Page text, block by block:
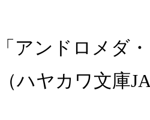
アンドロメダ
ハヤカワ文庫